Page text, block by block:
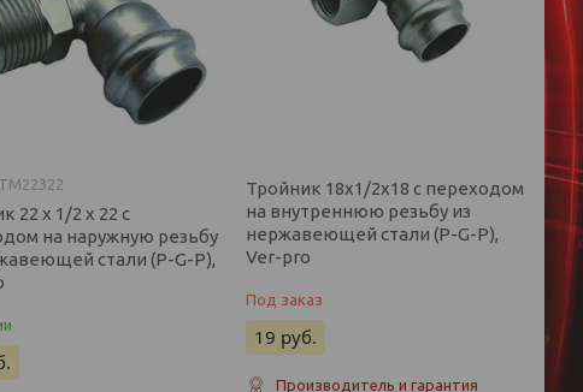
22 х 1/2 х 22 с
на наружную резьбу
стали (P-G-P),
Тройник 18х1/2х18 с переходом
на внутреннюю резьбу из
нержавеющей стали (P-G-P),
Ver-pro
Под заказ
19 руб.
Производитель и гарантия